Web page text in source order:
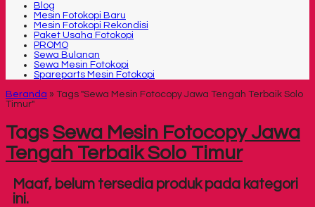
Blog
Mesin Fotokopi Baru
Mesin Fotokopi Rekondisi
Paket Usaha Fotokopi
PROMO
Sewa Bulanan
Sewa Mesin Fotokopi
Spareparts Mesin Fotokopi
Beranda » Tags "Sewa Mesin Fotocopy Jawa Tengah Terbaik Solo
Timur"
TagsSewa Mesin Fotocopy Jawa
Tengah Terbaik Solo Timur
Maaf, belum tersedia produk pada kategori
ini.